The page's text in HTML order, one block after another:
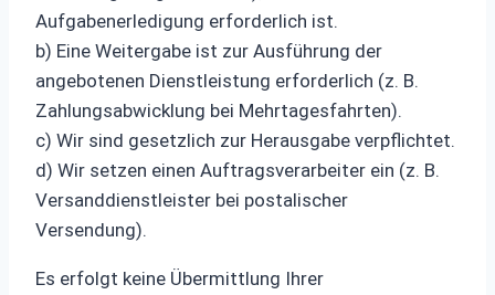
Aufgabenerledigung erforderlich ist.
b) Eine Weitergabe ist zur Ausführung der
angebotenen Dienstleistung erforderlich (z. B.
Zahlungsabwicklung bei Mehrtagesfahrten).
c) Wir sind gesetzlich zur Herausgabe verpflichtet.
d) Wir setzen einen Auftragsverarbeiter ein (z. B.
Versanddienstleister bei postalischer
Versendung).
Es erfolgt keine Übermittlung Ihrer